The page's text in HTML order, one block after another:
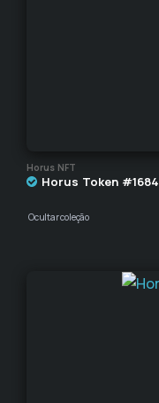
Horus NFT
Horus Token #1684
Ocultar coleção